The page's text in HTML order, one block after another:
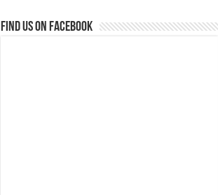
Find us on Facebook